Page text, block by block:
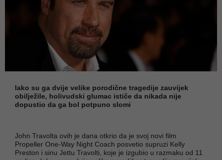
Iako su ga dvije velike porodične tragedije zauvijek
obilježile, holivudski glumac ističe da nikada nije
dopustio da ga bol potpuno slomi
John Travolta ovih je dana otkrio da je svoj novi film
Propeller One-Way Night Coach posvetio supruzi Kelly
Preston i sinu Jettu Travolti, koje je izgubio u razmaku od 11